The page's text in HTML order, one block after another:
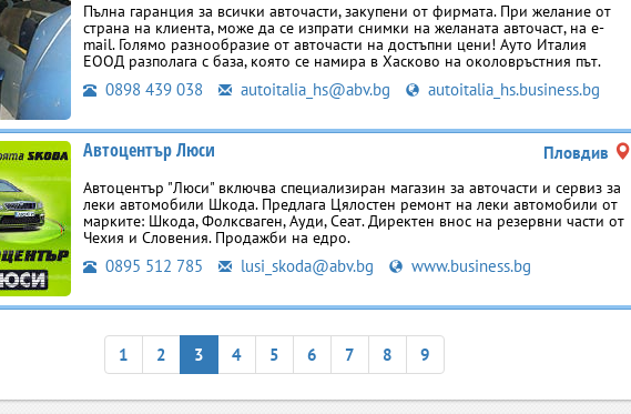
Пълна гаранция за всички авточасти, закупени от фирмата. При желание от
страна на клиента, може да се изпрати снимки на желаната авточаст, на e-
mail. Голямо разнообразие от авточасти на достъпни цени! Ауто Италия
ЕООД разполага с база, която се намира в Хасково на околовръстния път.
0898 439 038 autoitalia_hs@abv.bg autoitalia_hs.business.bg
Автоцентър Люси Пловдив
Автоцентър "Люси" включва специализиран магазин за авточасти и сервиз за
леки автомобили Шкода. Предлага Цялостен ремонт на леки автомобили от
марките: Шкода, Фолксваген, Ауди, Сеат. Директен внос на резервни части от
Чехия и Словения. Продажби на едро.
0895 512 785 lusi_skoda@abv.bg www.business.bg
1 2 3 4 5 6 7 8 9